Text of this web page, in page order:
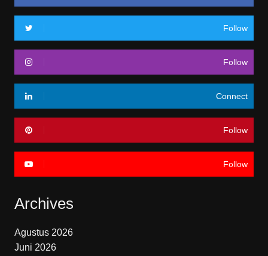
Follow
Follow
Connect
Follow
Follow
Archives
Agustus 2026
Juni 2026